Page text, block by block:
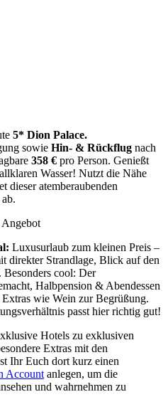
ideal – das Preis-
5* Dion Palace.
sowie Hin- & Rückflug nach
358 € pro Person. Genießt
Wasser! Nutzt die Nähe
dieser atemberaubenden
Luxusurlaub zum kleinen Preis –
direkter Strandlage, Blick auf den
cool: Der
Halbpension & Abendessen
wie Wein zur Begrüßung.
passt hier richtig gut!
Hotels zu exklusiven
Extras mit den
Ihr Euch dort kurz einen
Account anlegen, um die
und wahrnehmen zu